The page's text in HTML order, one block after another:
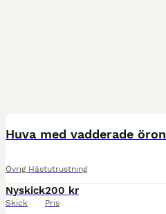
Huva med vadderade öron
Övrig Hästutrustning
Nyskick
Skick
200 kr
Pris